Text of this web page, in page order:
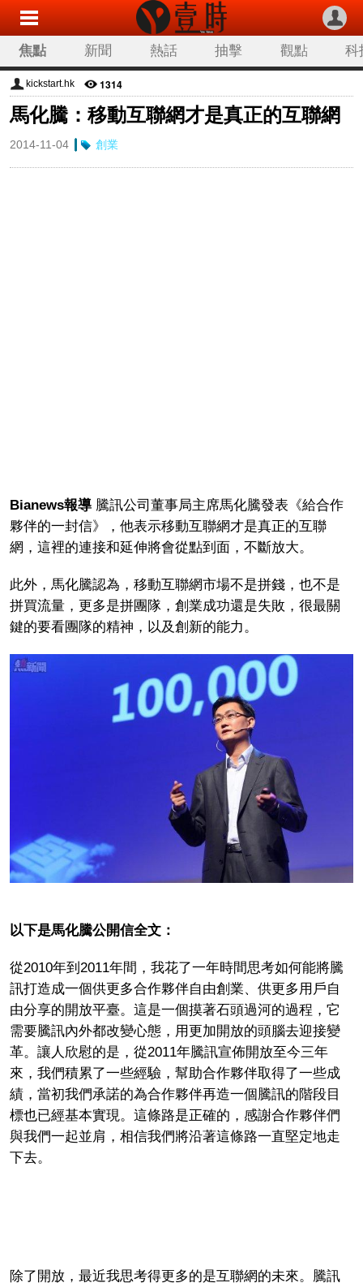
焦點 新聞 熱話 抽擊 觀點 科
kickstart.hk 1314
馬化騰：移動互聯網才是真正的互聯網
2014-11-04 創業
Bianews報導 騰訊公司董事局主席馬化騰發表《給合作
夥伴的一封信》，他表示移動互聯網才是真正的互聯
網，這裡的連接和延伸將會從點到面，不斷放大。
此外，馬化騰認為，移動互聯網市場不是拼錢，也不是
拼買流量，更多是拼團隊，創業成功還是失敗，很最關
鍵的要看團隊的精神，以及創新的能力。
以下是馬化騰公開信全文：
從2010年到2011年間，我花了一年時間思考如何能將騰
訊打造成一個供更多合作夥伴自由創業、供更多用戶自
由分享的開放平臺。這是一個摸著石頭過河的過程，它
需要騰訊內外都改變心態，用更加開放的頭腦去迎接變
革。讓人欣慰的是，從2011年騰訊宣佈開放至今三年
來，我們積累了一些經驗，幫助合作夥伴取得了一些成
績，當初我們承諾的為合作夥伴再造一個騰訊的階段目
標也已經基本實現。這條路是正確的，感謝合作夥伴們
與我們一起並肩，相信我們將沿著這條路一直堅定地走
下去。
除了開放，最近我思考得更多的是互聯網的未來。騰訊